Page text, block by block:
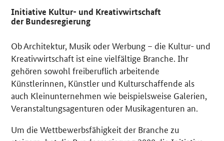
Initiative Kultur- und Kreativwirtschaft
der Bundesregierung
Ob Architektur, Musik oder Werbung – die Kultur- und
Kreativwirtschaft ist eine vielfältige Branche. Ihr
gehören sowohl freiberuflich arbeitende
Künstlerinnen, Künstler und Kulturschaffende als
auch Kleinunternehmen wie beispielsweise Galerien,
Veranstaltungsagenturen oder Musikagenturen an.
Um die Wettbewerbsfähigkeit der Branche zu